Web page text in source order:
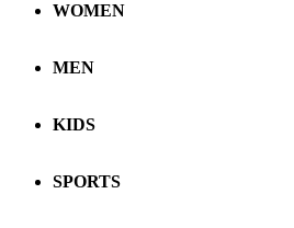
WOMEN
MEN
KIDS
SPORTS